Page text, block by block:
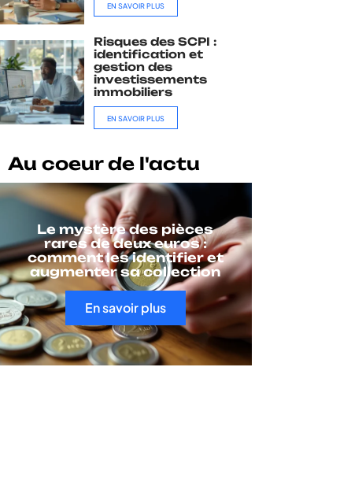
EN SAVOIR PLUS
Risques des SCPI :
identification et
gestion des
investissements
immobiliers
EN SAVOIR PLUS
Au coeur de l'actu
Le mystère des pièces
rares de deux euros :
comment les identifier et
augmenter sa collection
En savoir plus